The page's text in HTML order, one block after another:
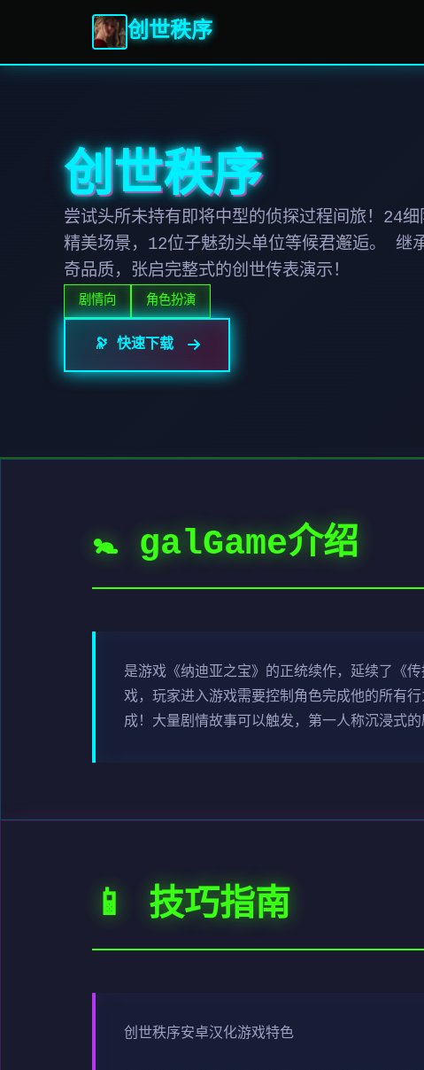
创世秩序
创世秩序
尝试头所未持有即将中型的侦探过程间旅！24
精美场景，12位子魅劲头单位等候君邂逅。 继
奇品质，张启完整式的创世传表演示！
剧情向 角色扮演
🔭 快速下载
🚼 galGame介绍
是游戏《纳迪亚之宝》的正统续作，延续了《
戏，玩家进入游戏需要控制角色完成他的所有
成！大量剧情故事可以触发，第一人称沉浸式
📱 技巧指南
创世秩序安卓汉化游戏特色